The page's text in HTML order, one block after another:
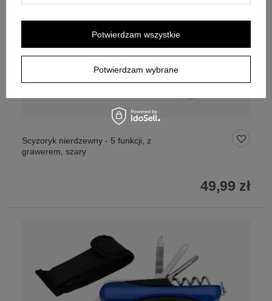
Scyzoryk nierdzewny - 5 funkcji, z
grawerem, szary
49,99 zł
Potwierdzam wybrane
Potwierdzam wszystkie